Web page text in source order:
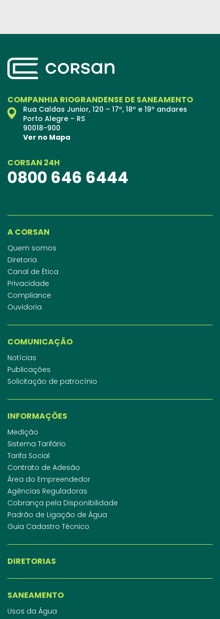
COMPANHIA RIOGRANDENSE DE SANEAMENTO
Rua Caldas Junior, 120 – 17º, 18º e 19º andares
Porto Alegre – RS
90018-900
Ver no Mapa
CORSAN 24H
0800 646 6444
A CORSAN
Quem somos
Diretoria
Canal de Ética
Privacidade
Compliance
Ouvidoria
COMUNICAÇÃO
Notícias
Publicações
Solicitação de patrocínio
INFORMAÇÕES
Medição
Sistema Tarifário
Tarifa Social
Contrato de Adesão
Área do Empreendedor
Agências Reguladoras
Cobrança pela Disponibilidade
Padrão de Ligação de Água
Guia Cadastro Técnico
DIRETORIAS
SANEAMENTO
Usos da Água